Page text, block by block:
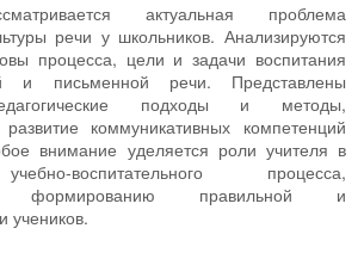
актуальная проблема
речи у школьников. Анализируются
процесса, цели и задачи воспитания
и письменной речи. Представлены
подходы и методы,
коммуникативных компетенций
внимание уделяется роли учителя в
воспитательного процесса,
формированию правильной и
учеников.